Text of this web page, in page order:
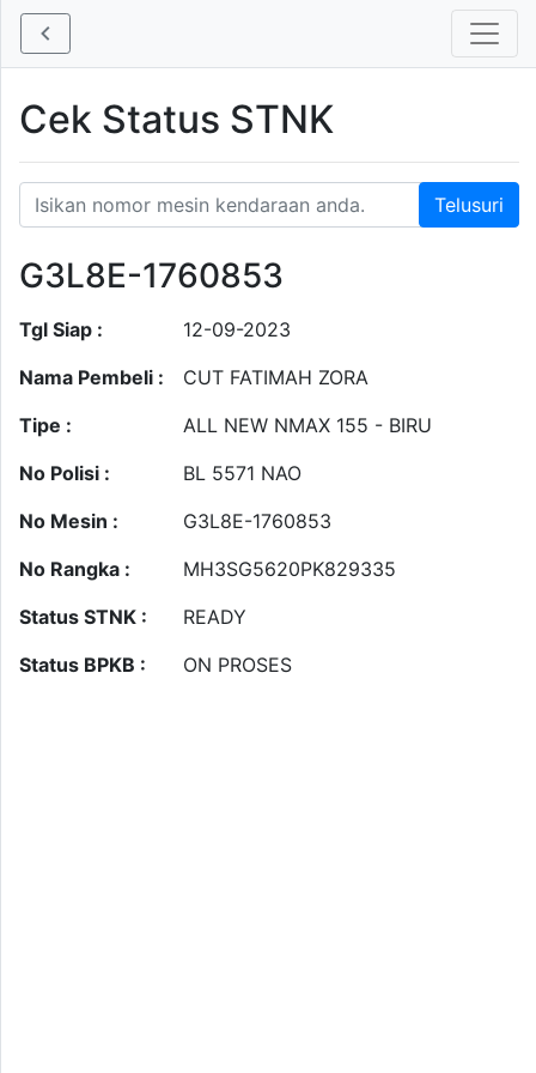
Cek Status STNK
G3L8E-1760853
Tgl Siap :
12-09-2023
Nama Pembeli :
CUT FATIMAH ZORA
Tipe :
ALL NEW NMAX 155 - BIRU
No Polisi :
BL 5571 NAO
No Mesin :
G3L8E-1760853
No Rangka :
MH3SG5620PK829335
Status STNK :
READY
Status BPKB :
ON PROSES